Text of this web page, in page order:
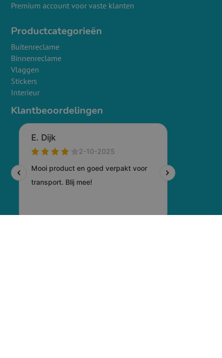
Premium account voor vaste klanten
Productcategorieën
Buitenreclame
Binnenreclame
Vlaggen
Stickers
Interieur
Klantbeoordelingen